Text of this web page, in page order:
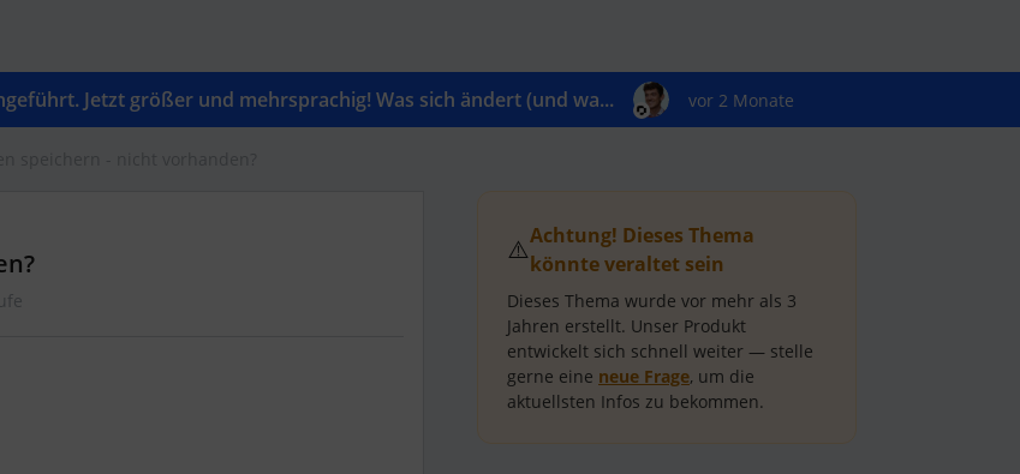
Jetzt größer und mehrsprachig! Was sich ändert (und wa... vor 2 Monate
⚠️Achtung! Dieses Thema
könnte veraltet sein
Dieses Thema wurde vor mehr als 3
Jahren erstellt. Unser Produkt
entwickelt sich schnell weiter — stelle
gerne eine neue Frage, um die
aktuellsten Infos zu bekommen.